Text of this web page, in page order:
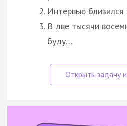
Интервью близился
В две тысячи
буду…